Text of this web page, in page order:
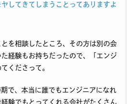
してきてしまうことってありますよ
を相談したところ、その方は別の会
経験もお持ちだったので、「エンジ
くださって。
で、本当に誰でもエンジニアになれ
験でもとってくれる会社がたくさん